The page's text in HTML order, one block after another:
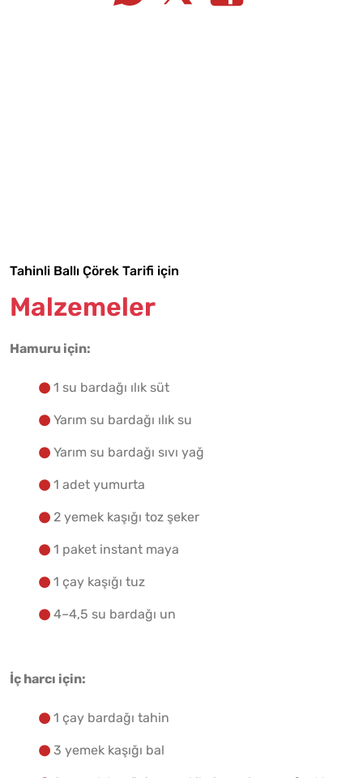
Tahinli Ballı Çörek Tarifi için
Malzemeler
Hamuru için:
1 su bardağı ılık süt
Yarım su bardağı ılık su
Yarım su bardağı sıvı yağ
1 adet yumurta
2 yemek kaşığı toz şeker
1 paket instant maya
1 çay kaşığı tuz
4–4,5 su bardağı un
İç harcı için:
1 çay bardağı tahin
3 yemek kaşığı bal